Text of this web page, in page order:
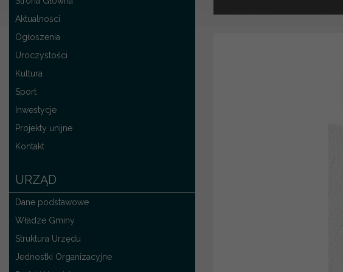
Aktualności
Ogłoszenia
Uroczystości
Kultura
Sport
Inwestycje
Projekty unijne
Kontakt
URZĄD
Dane podstawowe
Władze Gminy
Struktura Urzędu
Jednostki Organizacyjne